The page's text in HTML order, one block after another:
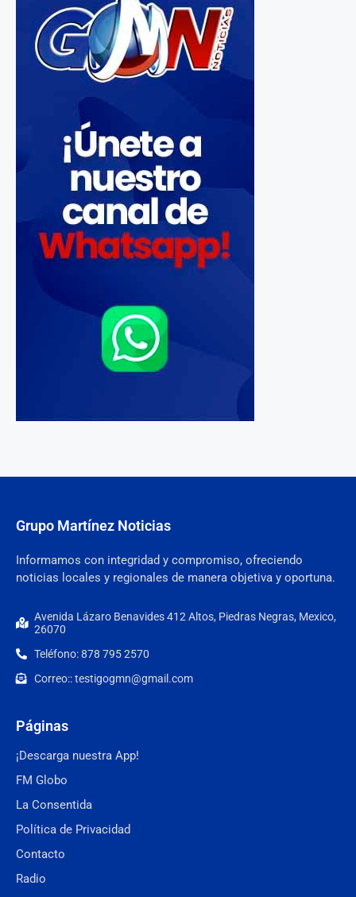
Grupo Martínez Noticias
Informamos con integridad y compromiso, ofreciendo
noticias locales y regionales de manera objetiva y oportuna.
Avenida Lázaro Benavides 412 Altos, Piedras Negras, Mexico,
26070
Teléfono: 878 795 2570
Correo:: testigogmn@gmail.com
Páginas
¡Descarga nuestra App!
FM Globo
La Consentida
Política de Privacidad
Contacto
Radio